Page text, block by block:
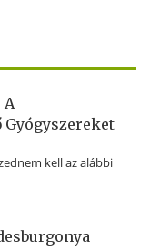
A
kell az alábbi